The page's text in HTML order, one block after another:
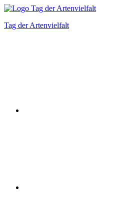
Zum
springen
Tag der Artenvielfalt